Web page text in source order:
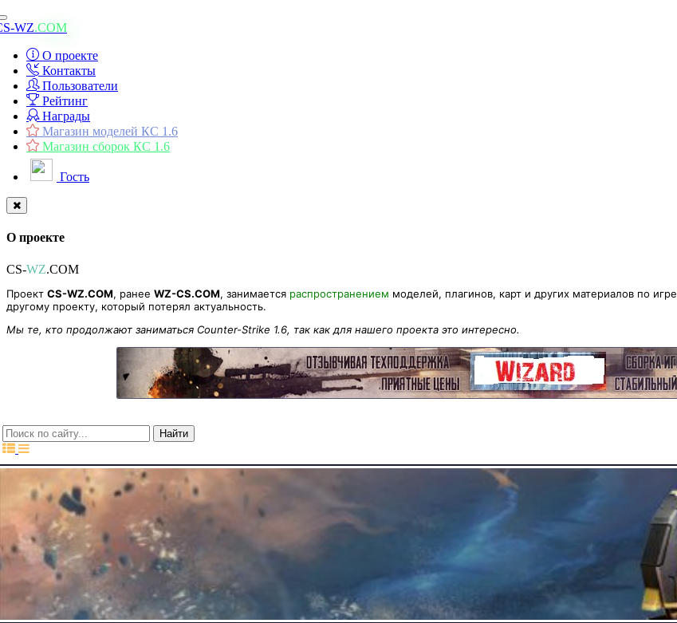
Toggle
navigation
WZ.COM
О проекте
Контакты
Пользователи
Рейтинг
Награды
Магазин моделей КС 1.6
Магазин сборок КС 1.6
Гость
О проекте
CS-WZ.COM
Проект CS-WZ.COM, ранее WZ-CS.COM, занимается распространением моделей, плагинов, карт и других материалов по игре
другому проекту, который потерял актуальность.
Мы те, кто продолжают заниматься Counter-Strike 1.6, так как для нашего проекта это интересно.